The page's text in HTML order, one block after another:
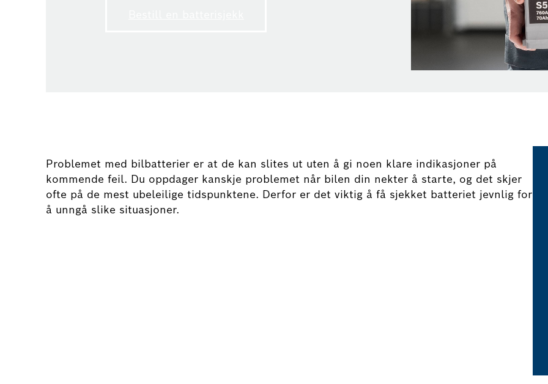
Problemet med bilbatterier er at de kan slites ut uten å gi noen klare indikasjoner på
kommende feil. Du oppdager kanskje problemet når bilen din nekter å starte, og det skjer
ofte på de mest ubeleilige tidspunktene. Derfor er det viktig å få sjekket batteriet jevnlig for
å unngå slike situasjoner.